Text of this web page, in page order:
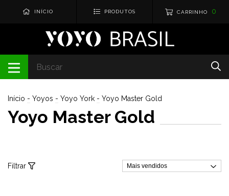
INÍCIO PRODUTOS CARRINHO 0
Início - Yoyos - Yoyo York - Yoyo Master Gold
Yoyo Master Gold
Filtrar